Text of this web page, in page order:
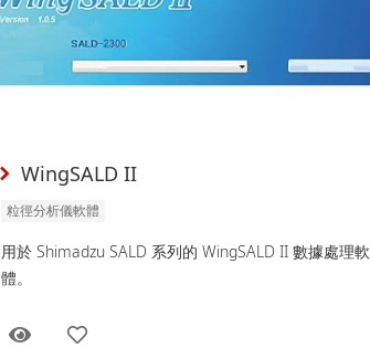
WingSALD II
粒徑分析儀軟體
用於 Shimadzu SALD 系列的 WingSALD II 數據處理軟
體。